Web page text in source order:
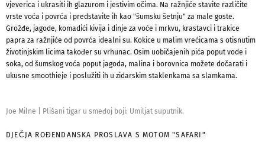
vjeverica i ukrasiti ih glazurom i jestivim očima. Na ražnjiće stavite različite
vrste voća i povrća i predstavite ih kao "šumsku šetnju" za male goste.
Grožđe, jagode, komadići kivija i dinje za voće i mrkvu, krastavci i trakice
papra za ražnjiće od povrća idealni su. Kokice u malim vrećicama s otisnutim
životinjskim licima također su vrhunac. Osim uobičajenih pića poput vode i
soka, od šumskog voća poput jagoda, malina i borovnica možete dočarati i
ukusne smoothieje i poslužiti ih u zidarskim staklenkama sa slamkama.
Joe Milne Plišani tigar u smeđoj boji: Umiljat suputnik.
DJEČJA ROĐENDANSKA PROSLAVA S MOTOM "SAFARI"